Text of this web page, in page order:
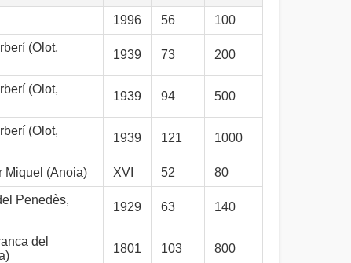
1996 56 100
(Olot,
1939 73 200
(Olot,
1939 94 500
(Olot,
1939 121 1000
Miquel (Anoia) XVI 52 80
Penedès,
1929 63 140
del
1801 103 800